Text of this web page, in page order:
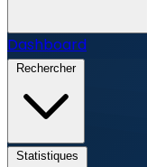
Dashboard
Rechercher
Statistiques